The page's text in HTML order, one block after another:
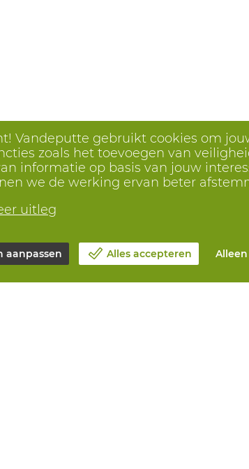
Vandeputte gebruikt cookies om
zoals het toevoegen van
informatie op basis van jouw
we de werking ervan beter
uitleg
aanpassen Alles accepteren